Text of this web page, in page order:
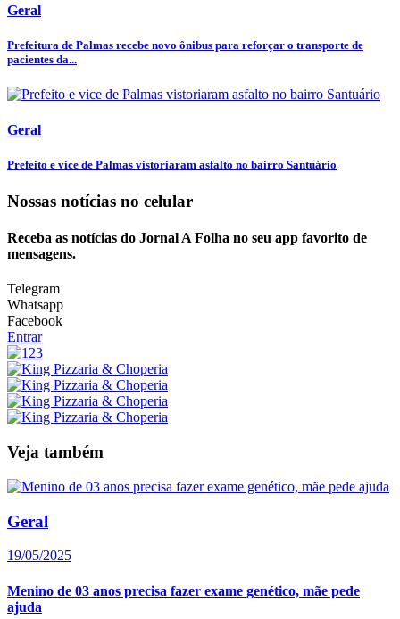
Geral
Prefeitura de Palmas recebe novo ônibus para reforçar o transporte de
pacientes da...
Geral
Prefeito e vice de Palmas vistoriaram asfalto no bairro Santuário
Nossas notícias no celular
Receba as notícias do Jornal A Folha no seu app favorito de
mensagens.
Telegram
Whatsapp
Facebook
Entrar
Veja também
Geral
19/05/2025
Menino de 03 anos precisa fazer exame genético, mãe pede
ajuda